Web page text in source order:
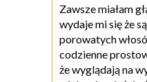
Zawsze miałam
wydaje mi się że
porowatych
codzienne
że wyglądają na